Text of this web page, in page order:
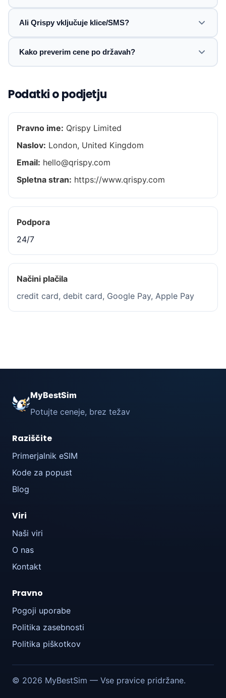
Ali Qrispy vključuje klice/SMS?
Kako preverim cene po državah?
Podatki o podjetju
Pravno ime: Qrispy Limited
Naslov: London, United Kingdom
Email: hello@qrispy.com
Spletna stran: https://www.qrispy.com
Podpora
24/7
Načini plačila
credit card, debit card, Google Pay, Apple Pay
MyBestSim
Potujte ceneje, brez težav
Raziščite
Primerjalnik eSIM
Kode za popust
Blog
Viri
Naši viri
O nas
Kontakt
Pravno
Pogoji uporabe
Politika zasebnosti
Politika piškotkov
© 2026 MyBestSim — Vse pravice pridržane.